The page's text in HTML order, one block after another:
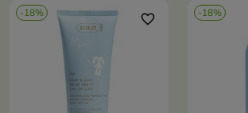
-18% favorite_border -18%